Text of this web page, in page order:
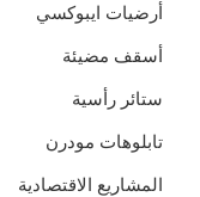
أرضيات ايبوكسي
أسقف مضيئة
ستائر رأسية
تابلوهات مودرن
المشاريع الاقتصادية